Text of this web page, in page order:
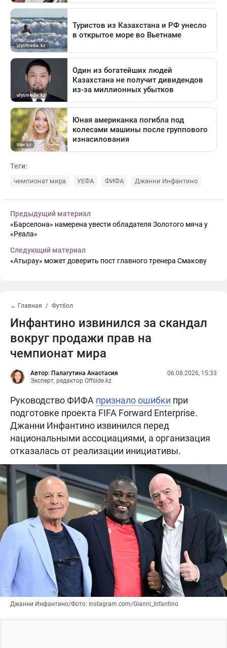
Теги:
чемпионат мира УЕФА ФИФА Джанни Инфантино
Предыдущий материал
«Барселона» намерена увести обладателя Золотого мяча у
«Реала»
Следующий материал
«Атырау» может доверить пост главного тренера Смакову
← Главная Футбол
Инфантино извинился за скандал
вокруг продажи прав на
чемпионат мира
Автор: Палагутина Анастасия
Эксперт, редактор Offside.kz
06.08.2026, 15:33
Руководство ФИФА признало ошибки при
подготовке проекта FIFA Forward Enterprise.
Джанни Инфантино извинился перед
национальными ассоциациями, а организация
отказалась от реализации инициативы.
Джанни Инфантино/Фото: instagram.com/Gianni_Infantino